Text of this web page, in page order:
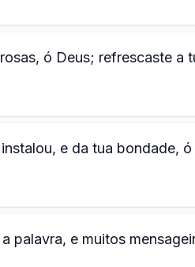
ó Deus; refrescaste a
e da tua bondade,
palavra, e muitos